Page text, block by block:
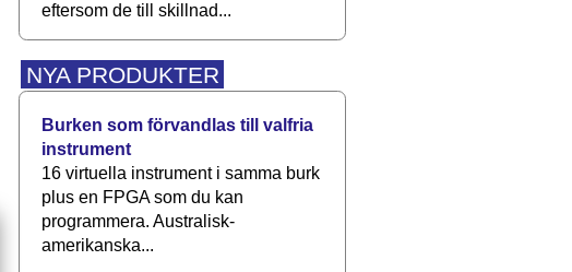
eftersom de till skillnad...
NYA PRODUKTER
Burken som förvandlas till valfria
instrument
16 virtuella instrument i samma burk
plus en FPGA som du kan
programmera. Australisk-
amerikanska...